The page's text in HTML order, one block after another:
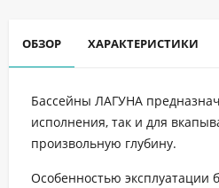
ОБЗОР ХАРАКТЕРИСТИКИ
Бассейны ЛАГУНА
исполнения, так и для
произвольную глубину.
Особенностью эксплуатации